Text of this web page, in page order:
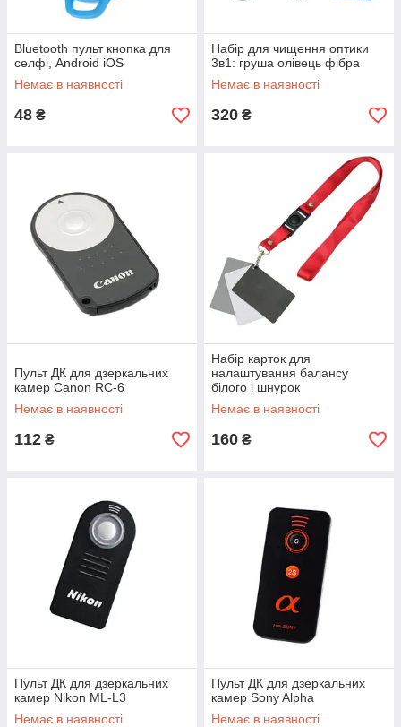
Bluetooth пульт кнопка для
селфі, Android iOS
Немає в наявності
48 ₴
Набір для чищення оптики
3в1: груша олівець фібра
Немає в наявності
320 ₴
Пульт ДК для дзеркальних
камер Canon RC-6
Немає в наявності
112 ₴
Набір карток для
налаштування балансу
білого і шнурок
Немає в наявності
160 ₴
Пульт ДК для дзеркальних
камер Nikon ML-L3
Немає в наявності
Пульт ДК для дзеркальних
камер Sony Alpha
Немає в наявності